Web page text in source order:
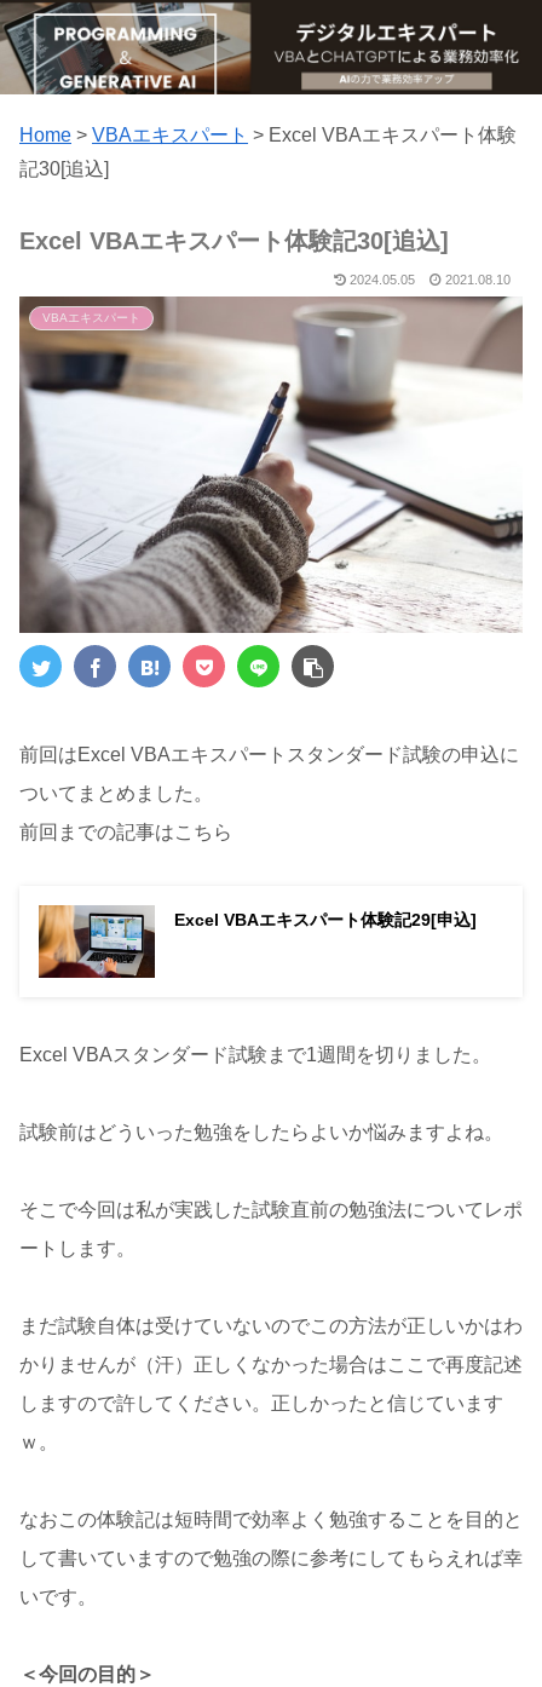
Home > VBAエキスパート > Excel VBAエキスパート体験
記30[追込]
Excel VBAエキスパート体験記30[追込]
2024.05.05 2021.08.10
VBAエキスパート
前回はExcel VBAエキスパートスタンダード試験の申込に
ついてまとめました。
前回までの記事はこちら
Excel VBAエキスパート体験記29[申込]
Excel VBAスタンダード試験まで1週間を切りました。
試験前はどういった勉強をしたらよいか悩みますよね。
そこで今回は私が実践した試験直前の勉強法についてレポ
ートします。
まだ試験自体は受けていないのでこの方法が正しいかはわ
かりませんが（汗）正しくなかった場合はここで再度記述
しますので許してください。正しかったと信じています
ｗ。
なおこの体験記は短時間で効率よく勉強することを目的と
して書いていますので勉強の際に参考にしてもらえれば幸
いです。
＜今回の目的＞